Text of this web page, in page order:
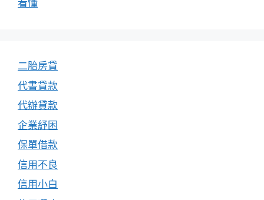
看懂
二胎房貸
代書貸款
代辦貸款
企業紓困
保單借款
信用不良
信用小白